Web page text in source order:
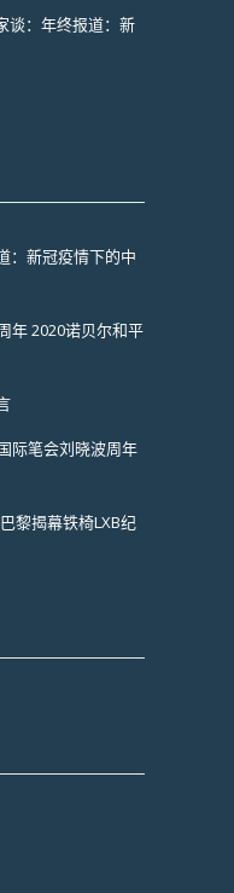
谈：年终报道：新
：新冠疫情下的中
年 2020诺贝尔和平
际笔会刘晓波周年
黎揭幕铁椅LXB纪